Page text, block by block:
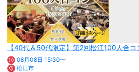
【40代＆50代限定】第2回松江100人合コ
08月08日 15:30〜
松江市